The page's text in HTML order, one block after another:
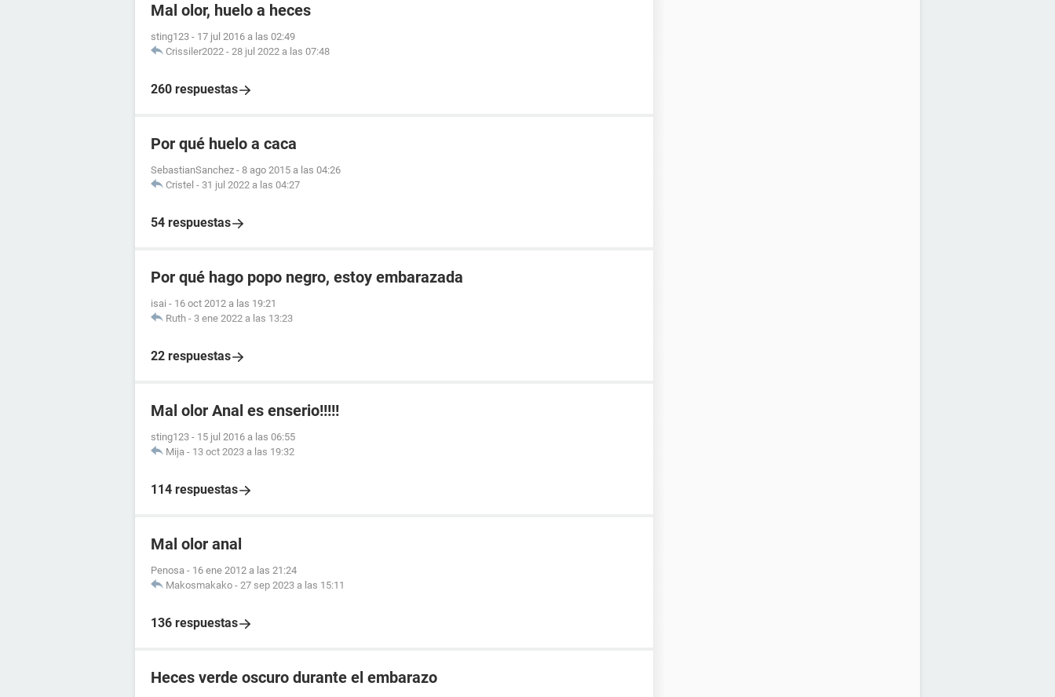
Mal olor, huelo a heces
sting123 - 17 jul 2016 a las 02:49
Crissiler2022 - 28 jul 2022 a las 07:48
260 respuestas
Por qué huelo a caca
SebastianSanchez - 8 ago 2015 a las 04:26
Cristel - 31 jul 2022 a las 04:27
54 respuestas
Por qué hago popo negro, estoy embarazada
isai - 16 oct 2012 a las 19:21
Ruth - 3 ene 2022 a las 13:23
22 respuestas
Mal olor Anal es enserio!!!!!
sting123 - 15 jul 2016 a las 06:55
Mija - 13 oct 2023 a las 19:32
114 respuestas
Mal olor anal
Penosa - 16 ene 2012 a las 21:24
Makosmakako - 27 sep 2023 a las 15:11
136 respuestas
Heces verde oscuro durante el embarazo